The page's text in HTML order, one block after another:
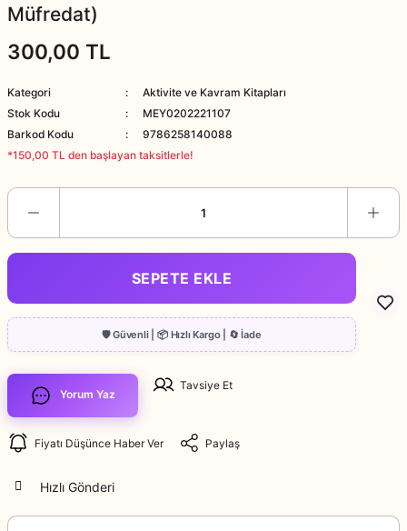
Müfredat)
300,00 TL
Kategori
Aktivite ve Kavram Kitapları
Stok Kodu
MEY0202221107
Barkod Kodu
9786258140088
*150,00 TL den başlayan taksitlerle!
SEPETE EKLE
Yorum Yaz
Tavsiye Et
Fiyatı Düşünce Haber Ver Paylaş
Hızlı Gönderi